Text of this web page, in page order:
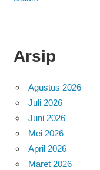
Arsip
Agustus 2026
Juli 2026
Juni 2026
Mei 2026
April 2026
Maret 2026